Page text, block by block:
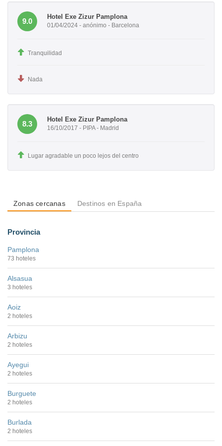
9.0
Hotel Exe Zizur Pamplona
01/04/2024 - anónimo - Barcelona
Tranquilidad
Nada
8.3
Hotel Exe Zizur Pamplona
16/10/2017 - PIPA - Madrid
Lugar agradable un poco lejos del centro
Zonas cercanas Destinos en España
Provincia
Pamplona
73 hoteles
Alsasua
3 hoteles
Aoiz
2 hoteles
Arbizu
2 hoteles
Ayegui
2 hoteles
Burguete
2 hoteles
Burlada
2 hoteles